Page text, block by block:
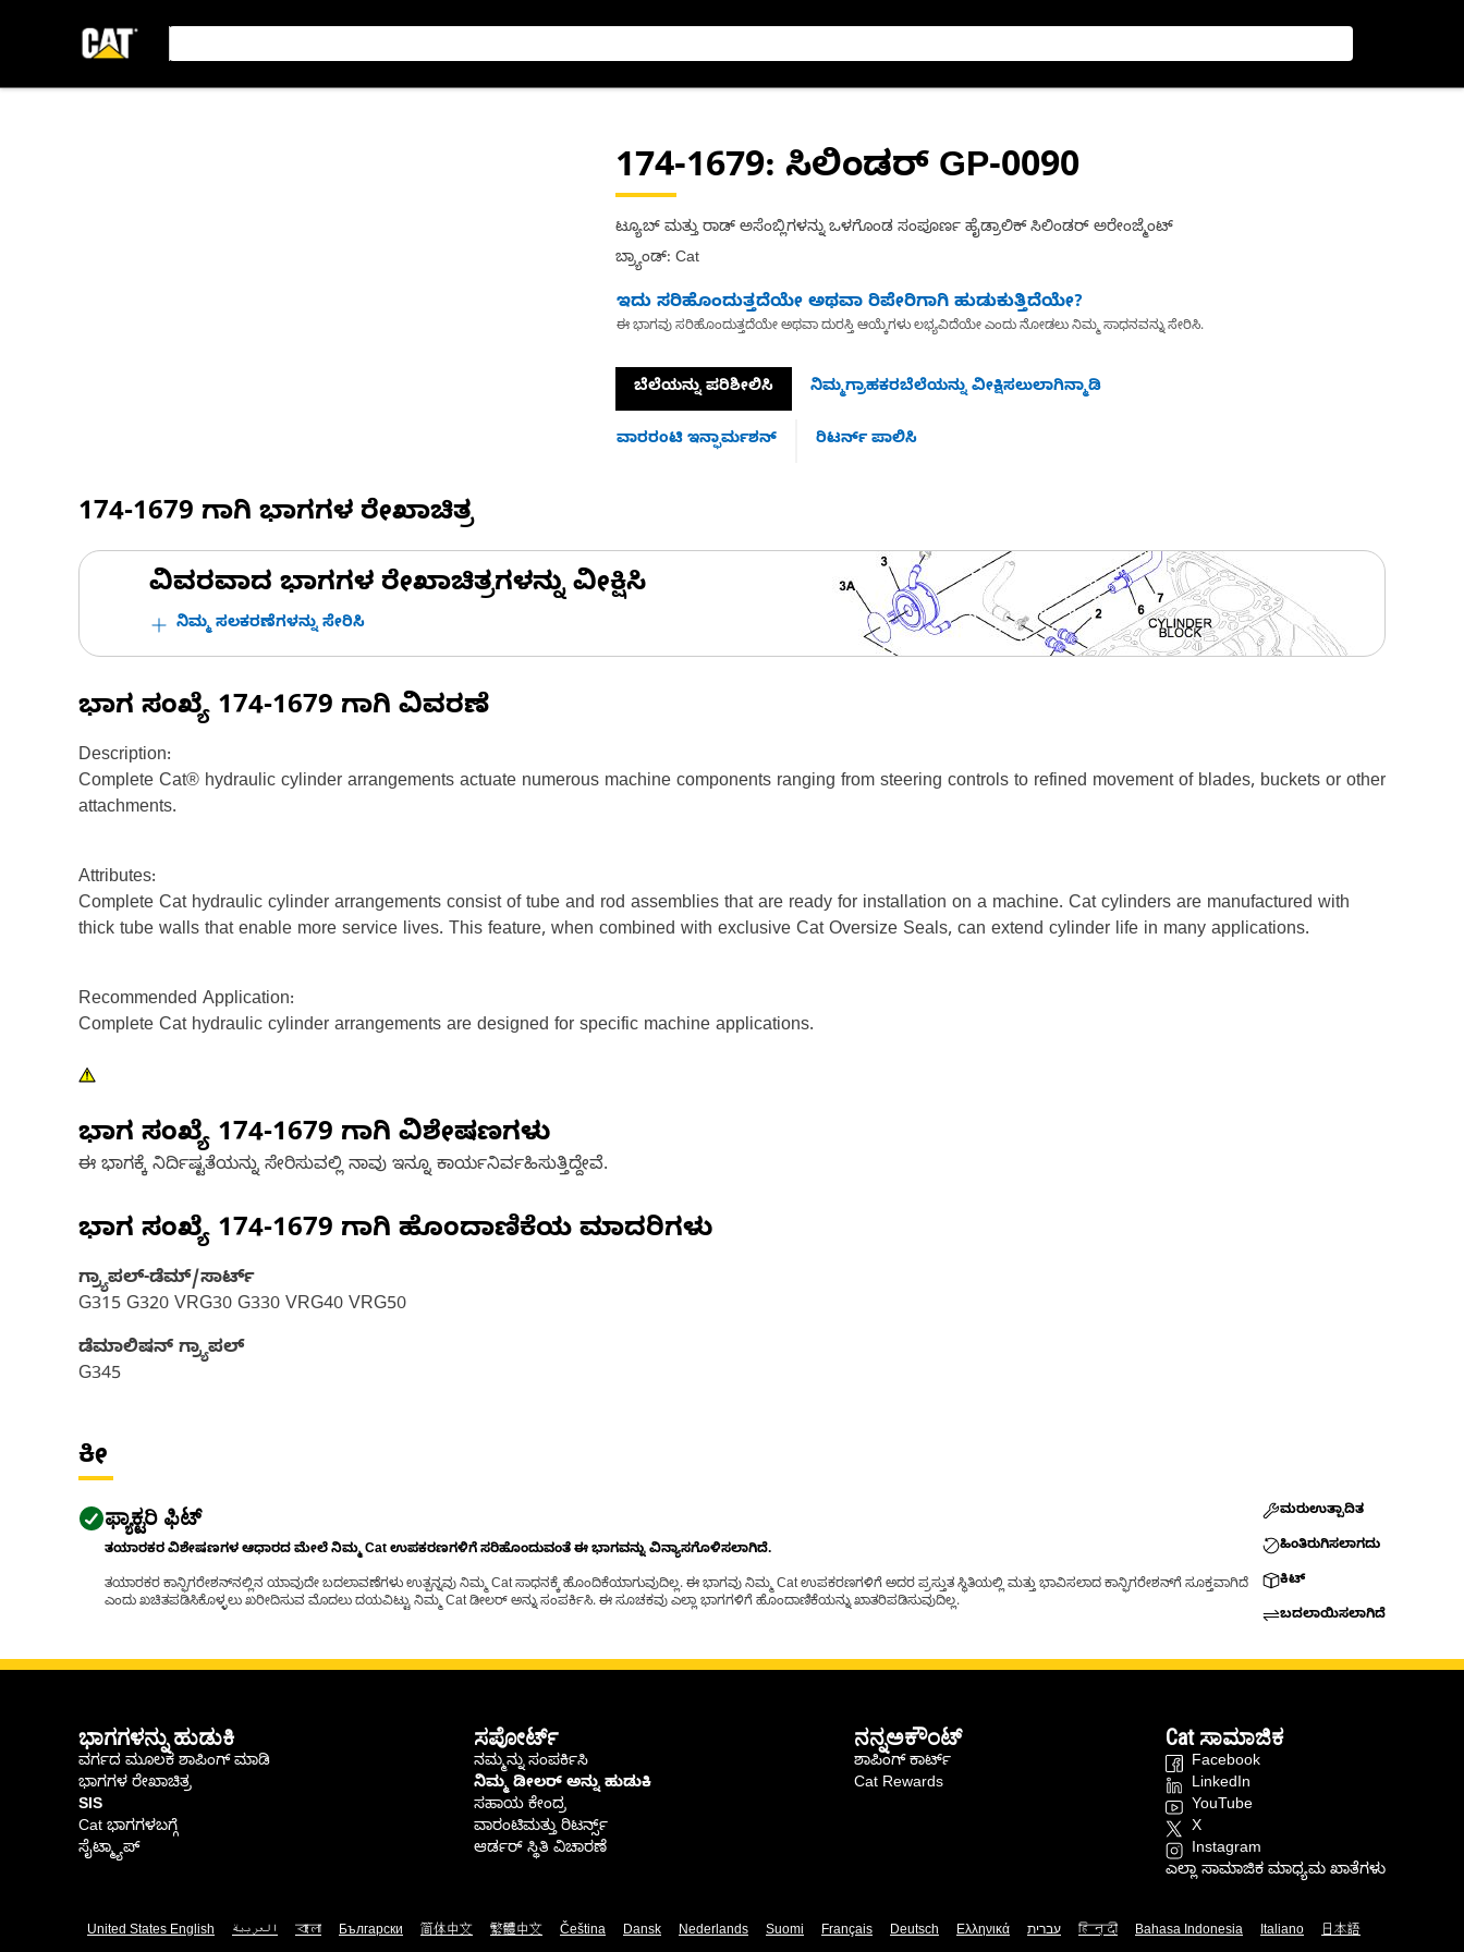
174-1679: ಸಿಲಿಂಡರ್ GP-0090
ಟ್ಯೂಬ್ ಮತ್ತು ರಾಡ್ ಅಸೆಂಬ್ಲಿಗಳನ್ನು ಒಳಗೊಂಡ ಸಂಪೂರ್ಣ ಹೈಡ್ರಾಲಿಕ್ ಸಿಲಿಂಡರ್ ಅರೇಂಜ್ಮೆಂಟ್
ಬ್ರ್ಯಾಂಡ್: Cat
ಇದು ಸರಿಹೊಂದುತ್ತದೆಯೇ ಅಥವಾ ರಿಪೇರಿಗಾಗಿ ಹುಡುಕುತ್ತಿದೆಯೇ?
ಈ ಭಾಗವು ಸರಿಹೊಂದುತ್ತದೆಯೇ ಅಥವಾ ದುರಸ್ತಿ ಆಯ್ಕೆಗಳು ಲಭ್ಯವಿದೆಯೇ ಎಂದು ನೋಡಲು ನಿಮ್ಮ ಸಾಧನವನ್ನು ಸೇರಿಸಿ.
ಬೆಲೆಯನ್ನು ಪರಿಶೀಲಿಸಿ ನಿಮ್ಮಗ್ರಾಹಕರಬೆಲೆಯನ್ನು ವೀಕ್ಷಿಸಲುಲಾಗಿನ್ಮಾಡಿ
ವಾರರಂಟಿ ಇನ್ಫಾರ್ಮಶನ್ ರಿಟರ್ನ್ ಪಾಲಿಸಿ
174-1679 ಗಾಗಿ ಭಾಗಗಳ ರೇಖಾಚಿತ್ರ
ವಿವರವಾದ ಭಾಗಗಳ ರೇಖಾಚಿತ್ರಗಳನ್ನು ವೀಕ್ಷಿಸಿ
ನಿಮ್ಮ ಸಲಕರಣೆಗಳನ್ನು ಸೇರಿಸಿ
ಭಾಗ ಸಂಖ್ಯೆ 174-1679 ಗಾಗಿ ವಿವರಣೆ
Description:
Complete Cat® hydraulic cylinder arrangements actuate numerous machine components ranging from steering controls to refined movement of blades, buckets or other
attachments.
Attributes:
Complete Cat hydraulic cylinder arrangements consist of tube and rod assemblies that are ready for installation on a machine. Cat cylinders are manufactured with
thick tube walls that enable more service lives. This feature, when combined with exclusive Cat Oversize Seals, can extend cylinder life in many applications.
Recommended Application:
Complete Cat hydraulic cylinder arrangements are designed for specific machine applications.
ಭಾಗ ಸಂಖ್ಯೆ 174-1679 ಗಾಗಿ ವಿಶೇಷಣಗಳು
ಈ ಭಾಗಕ್ಕೆ ನಿರ್ದಿಷ್ಟತೆಯನ್ನು ಸೇರಿಸುವಲ್ಲಿ ನಾವು ಇನ್ನೂ ಕಾರ್ಯನಿರ್ವಹಿಸುತ್ತಿದ್ದೇವೆ.
ಭಾಗ ಸಂಖ್ಯೆ 174-1679 ಗಾಗಿ ಹೊಂದಾಣಿಕೆಯ ಮಾದರಿಗಳು
ಗ್ರ್ಯಾಪಲ್-ಡೆಮ್/ಸಾರ್ಟ್
G315 G320 VRG30 G330 VRG40 VRG50
ಡೆಮಾಲಿಷನ್ ಗ್ರ್ಯಾಪಲ್
G345
ಕೀ
ಫ್ಯಾಕ್ಟರಿ ಫಿಟ್
ತಯಾರಕರ ವಿಶೇಷಣಗಳ ಆಧಾರದ ಮೇಲೆ ನಿಮ್ಮ Cat ಉಪಕರಣಗಳಿಗೆ ಸರಿಹೊಂದುವಂತೆ ಈ ಭಾಗವನ್ನು ವಿನ್ಯಾಸಗೊಳಿಸಲಾಗಿದೆ.
ತಯಾರಕರ ಕಾನ್ಫಿಗರೇಶನ್‌ನಲ್ಲಿನ ಯಾವುದೇ ಬದಲಾವಣೆಗಳು ಉತ್ಪನ್ನವು ನಿಮ್ಮ Cat ಸಾಧನಕ್ಕೆ ಹೊಂದಿಕೆಯಾಗುವುದಿಲ್ಲ. ಈ ಭಾಗವು ನಿಮ್ಮ Cat ಉಪಕರಣಗಳಿಗೆ ಅದರ ಪ್ರಸ್ತುತ ಸ್ಥಿತಿಯಲ್ಲಿ ಮತ್ತು ಭಾವಿಸಲಾದ ಕಾನ್ಫಿಗರೇಶನ್‌ಗೆ ಸೂಕ್ತವಾಗಿದೆ
ಎಂದು ಖಚಿತಪಡಿಸಿಕೊಳ್ಳಲು ಖರೀದಿಸುವ ಮೊದಲು ದಯವಿಟ್ಟು ನಿಮ್ಮ Cat ಡೀಲರ್ ಅನ್ನು ಸಂಪರ್ಕಿಸಿ. ಈ ಸೂಚಕವು ಎಲ್ಲಾ ಭಾಗಗಳಿಗೆ ಹೊಂದಾಣಿಕೆಯನ್ನು ಖಾತರಿಪಡಿಸುವುದಿಲ್ಲ.
ಮರುಉತ್ಪಾದಿತ
ಹಿಂತಿರುಗಿಸಲಾಗದು
ಕಿಟ್
ಬದಲಾಯಿಸಲಾಗಿದೆ
ಭಾಗಗಳನ್ನು ಹುಡುಕಿ
ವರ್ಗದ ಮೂಲಕ ಶಾಪಿಂಗ್ ಮಾಡಿ
ಭಾಗಗಳ ರೇಖಾಚಿತ್ರ
SIS
Cat ಭಾಗಗಳಬಗ್ಗೆ
ಸೈಟ್ಮ್ಯಾಪ್
ಸಪೋರ್ಟ್
ನಮ್ಮನ್ನು ಸಂಪರ್ಕಿಸಿ
ನಿಮ್ಮ ಡೀಲರ್ ಅನ್ನು ಹುಡುಕಿ
ಸಹಾಯ ಕೇಂದ್ರ
ವಾರಂಟಿಮತ್ತು ರಿಟರ್ನ್ಸ್
ಆರ್ಡರ್ ಸ್ಥಿತಿ ವಿಚಾರಣೆ
ನನ್ನಅಕೌಂಟ್
ಶಾಪಿಂಗ್ ಕಾರ್ಟ್
Cat Rewards
Cat ಸಾಮಾಜಿಕ
Facebook
LinkedIn
YouTube
X
Instagram
ಎಲ್ಲಾ ಸಾಮಾಜಿಕ ಮಾಧ್ಯಮ ಖಾತೆಗಳು
United States English العربية বাংলা Български 简体中文 繁體中文 Čeština Dansk Nederlands Suomi Français Deutsch Ελληνικά עברית हिन्दी Bahasa Indonesia Italiano 日本語